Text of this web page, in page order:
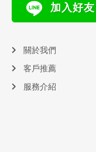
加入好友
關於我們
客戶推薦
服務介紹